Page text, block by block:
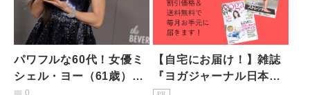
パワフルな60代！女優ミ
シェル・ヨー（61歳）
若々しさを保つための３
0
【自宅にお届け！】雑誌
『ヨガジャーナル日本
版』予約購読のご案内